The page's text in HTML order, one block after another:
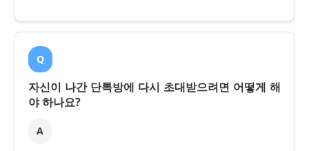
Q
자신이 나간 단톡방에 다시 초대받으려면 어떻게 해
야 하나요?
A